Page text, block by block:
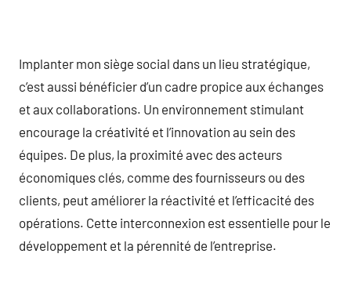
Implanter mon siège social dans un lieu stratégique,
c’est aussi bénéficier d’un cadre propice aux échanges
et aux collaborations. Un environnement stimulant
encourage la créativité et l’innovation au sein des
équipes. De plus, la proximité avec des acteurs
économiques clés, comme des fournisseurs ou des
clients, peut améliorer la réactivité et l’efficacité des
opérations. Cette interconnexion est essentielle pour le
développement et la pérennité de l’entreprise.